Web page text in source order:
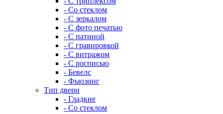
- Со стеклом
- С зеркалом
- С фото печатью
- С патиной
- С гравировкой
- С витражом
- С росписью
- Бевелс
- Фьюзинг
Тип двери
- Гладкие
- Со стеклом